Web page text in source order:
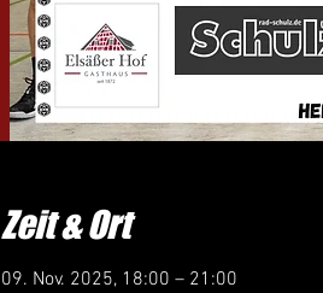
Zeit & Ort
09. Nov. 2025, 18:00 – 21:00